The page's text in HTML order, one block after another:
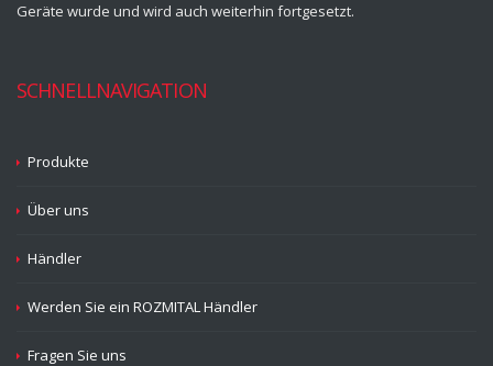
Geräte wurde und wird auch weiterhin fortgesetzt.
SCHNELLNAVIGATION
Produkte
Über uns
Händler
Werden Sie ein ROZMITAL Händler
Fragen Sie uns